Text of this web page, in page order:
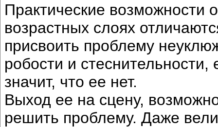
Практические возможности
возрастных слоях
присвоить проблему
робости и
значит, что ее нет.
Выход ее на сцену,
решить проблему. Даже